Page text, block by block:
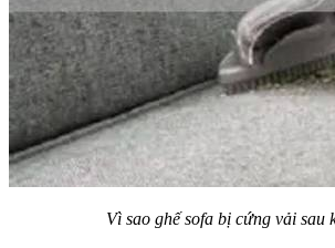
Vì sao ghế sofa bị cứng vải sau